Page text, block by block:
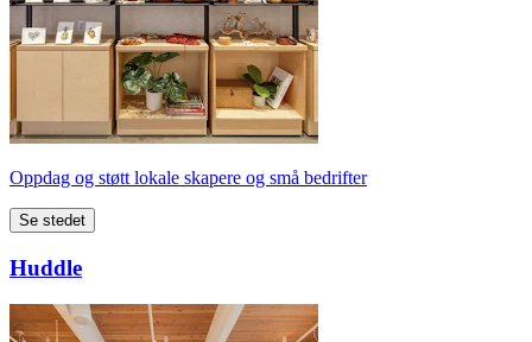
Oppdag og støtt lokale skapere og små bedrifter
Se stedet
Huddle